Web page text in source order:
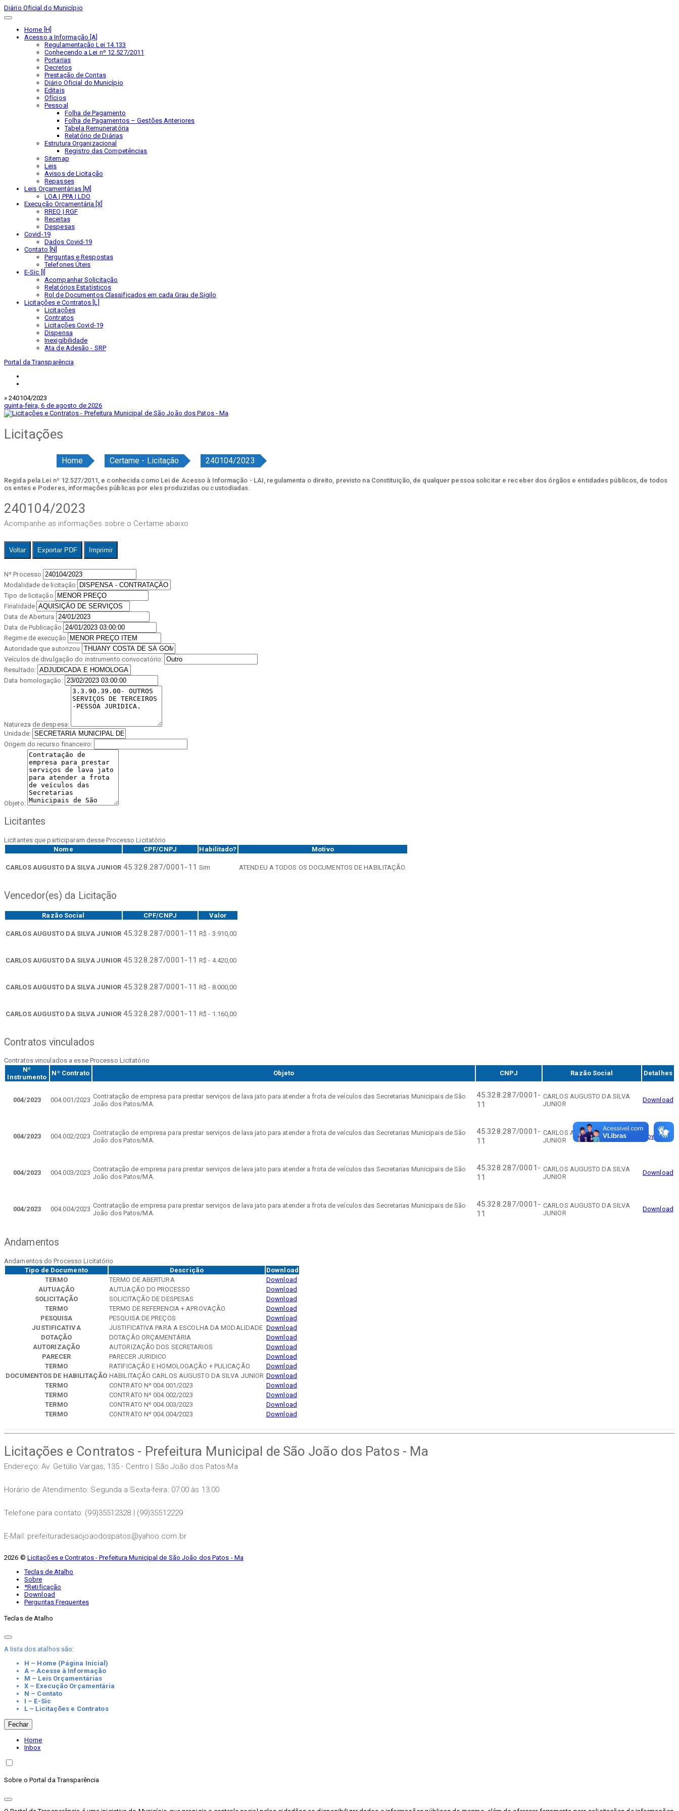
Diário Oficial do Município
Home [H]
Acesso a Informação [A]
Regulamentação Lei 14.133
Conhecendo a Lei nº 12.527/2011
Portarias
Decretos
Prestação de Contas
Diário Oficial do Município
Editais
Ofícios
Pessoal
Folha de Pagamento
Folha de Pagamentos – Gestões Anteriores
Tabela Remuneratória
Relatório de Diárias
Estrutura Organizacional
Registro das Competências
Sitemap
Leis
Avisos de Licitação
Repasses
Leis Orçamentárias [M]
LOA | PPA | LDO
Execução Orçamentária [X]
RREO | RGF
Receitas
Despesas
Covid-19
Dados Covid-19
Contato [N]
Perguntas e Respostas
Telefones Úteis
E-Sic [I]
Acompanhar Solicitação
Relatórios Estatísticos
Rol de Documentos Classificados em cada Grau de Sigilo
Licitações e Contratos [L]
Licitações
Contratos
Licitações Covid-19
Dispensa
Inexigibilidade
Ata de Adesão - SRP
Portal da Transparência
» 240104/2023
quinta-feira, 6 de agosto de 2026
Licitações
Home Certame - Licitação 240104/2023
Regida pela Lei nº 12.527/2011, e conhecida como Lei de Acesso à Informação - LAI, regulamenta o direito, previsto na Constituição, de qualquer pessoa solicitar e receber dos órgãos e entidades públicos, de todos
os entes e Poderes, informações públicas por eles produzidas ou custodiadas.
240104/2023
Acompanhe as informações sobre o Certame abaixo
Voltar Exportar PDF Imprimir
Nº Processo
Modalidade de licitação
Tipo de licitação
Finalidade
Data de Abertura
Data de Publicação
Regime de execução
Autoridade que autorizou
Veículos de divulgação do instrumento convocatório:
Resultado:
Data homologação:
Natureza de despesa:
Unidade:
Origem do recurso financeiro:
Objeto:
Licitantes
Licitantes que participaram desse Processo Licitatório
Nome
CPF/CNPJ Habilitado? Motivo
CARLOS AUGUSTO DA SILVA JUNIOR 45.328.287/0001-11 Sim ATENDEU A TODOS OS DOCUMENTOS DE HABILITAÇÃO.
Vencedor(es) da Licitação
Razão Social CPF/CNPJ Valor
CARLOS AUGUSTO DA SILVA JUNIOR 45.328.287/0001-11 R$ - 3.910,00
CARLOS AUGUSTO DA SILVA JUNIOR 45.328.287/0001-11 R$ - 4.420,00
CARLOS AUGUSTO DA SILVA JUNIOR 45.328.287/0001-11 R$ - 8.000,00
CARLOS AUGUSTO DA SILVA JUNIOR 45.328.287/0001-11 R$ - 1.160,00
Contratos vinculados
Contratos vinculados a esse Processo Licitatório
Nº
Instrumento
Nº Contrato Objeto CNPJ Razão Social Detalhes
004/2023 004.001/2023 Contratação de empresa para prestar serviços de lava jato para atender a frota de veículos das Secretarias Municipais de São
João dos Patos/MA.
45.328.287/0001-
11
CARLOS AUGUSTO DA SILVA
JUNIOR
Download
004/2023 004.002/2023 Contratação de empresa para prestar serviços de lava jato para atender a frota de veículos das Secretarias Municipais de São
João dos Patos/MA.
45.328.287/0001-
11
CARLOS AUGUSTO DA SILVA
JUNIOR
Download
004/2023 004.003/2023 Contratação de empresa para prestar serviços de lava jato para atender a frota de veículos das Secretarias Municipais de São
João dos Patos/MA.
45.328.287/0001-
11
CARLOS AUGUSTO DA SILVA
JUNIOR
Download
004/2023 004.004/2023 Contratação de empresa para prestar serviços de lava jato para atender a frota de veículos das Secretarias Municipais de São
João dos Patos/MA.
45.328.287/0001-
11
CARLOS AUGUSTO DA SILVA
JUNIOR
Download
Andamentos
Andamentos do Processo Licitatório
Tipo de Documento
Descrição
Download
TERMO
TERMO DE ABERTURA
Download
AUTUAÇÃO
AUTUAÇÃO DO PROCESSO
Download
SOLICITAÇÃO
SOLICITAÇÃO DE DESPESAS
Download
TERMO
TERMO DE REFERENCIA + APROVAÇÃO
Download
PESQUISA
PESQUISA DE PREÇOS
Download
JUSTIFICATIVA
JUSTIFICATIVA PARA A ESCOLHA DA MODALIDADE Download
DOTAÇÃO
DOTAÇÃO ORÇAMENTÁRIA
Download
AUTORIZAÇÃO
AUTORIZAÇÃO DOS SECRETARIOS
Download
PARECER
PARECER JURIDICO
Download
TERMO
RATIFICAÇÃO E HOMOLOGAÇÃO + PULICAÇÃO
Download
DOCUMENTOS DE HABILITAÇÃO HABILITAÇÃO CARLOS AUGUSTO DA SILVA JUNIOR Download
TERMO
CONTRATO Nº 004.001/2023
Download
TERMO
CONTRATO Nº 004.002/2023
Download
TERMO
CONTRATO Nº 004.003/2023
Download
TERMO
CONTRATO Nº 004.004/2023 Download
Licitações e Contratos - Prefeitura Municipal de São João dos Patos - Ma
Endereço: Av. Getúlio Vargas, 135 - Centro | São João dos Patos-Ma
Horário de Atendimento: Segunda a Sexta-feira: 07:00 às 13:00
Telefone para contato: (99)35512328 | (99)35512229
E-Mail: prefeituradesaojoaodospatos@yahoo.com.br
2026 © Licitações e Contratos - Prefeitura Municipal de São João dos Patos - Ma
Teclas de Atalho
Sobre
*Retificação
Download
Perguntas Frequentes
Teclas de Atalho
A lista dos atalhos são:
H – Home (Página Inicial)
A – Acesse à Informação
M – Leis Orçamentárias
X – Execução Orçamentária
N – Contato
I – E-Sic
L – Licitações e Contratos
Fechar
Home
Inbox
Sobre o Portal da Transparência